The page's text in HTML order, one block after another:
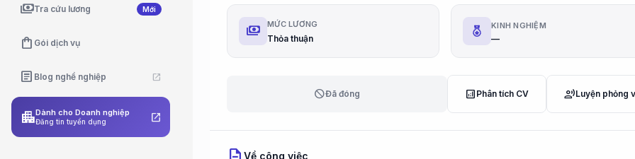
paymentsTra cứu lương Mới
shopping_bag Gói dịch vụ
article Blog nghề nghiệp open_in_new
apartmentDành cho Doanh nghiệp
Đăng tin tuyển dụng open_in_new
payments MỨC LƯƠNG
Thỏa thuận
KINH NGHIỆM
—
blockĐã đóng analytics Phân tích CV record_voice_overLuyện phỏng
Về công việc